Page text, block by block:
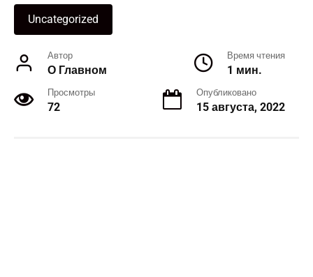
Uncategorized
Автор
О Главном
Время чтения
1 мин.
Просмотры
72
Опубликовано
15 августа, 2022